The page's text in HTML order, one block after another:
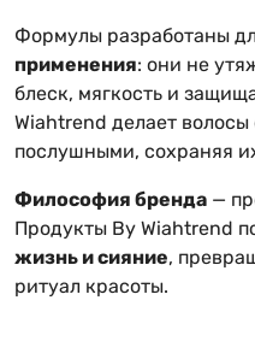
Формулы разработаны
применения: они не
блеск, мягкость и
Wiahtrend делает
послушными, сохраняя
Философия бренда —
Продукты By Wiahtrend
жизнь и сияние,
ритуал красоты.